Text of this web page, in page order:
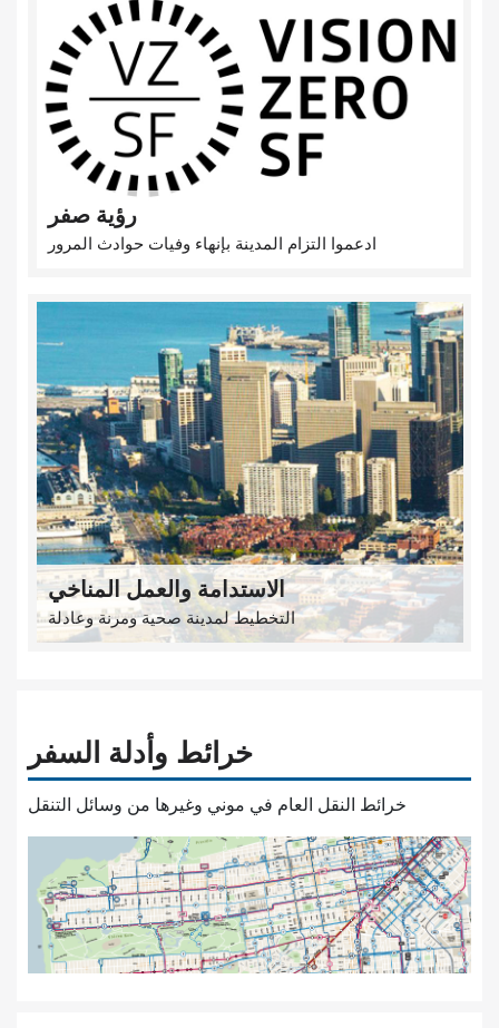
رؤية صفر
ادعموا التزام المدينة بإنهاء وفيات حوادث المرور
الاستدامة والعمل المناخي
التخطيط لمدينة صحية ومرنة وعادلة
خرائط وأدلة السفر
خرائط النقل العام في موني وغيرها من وسائل التنقل